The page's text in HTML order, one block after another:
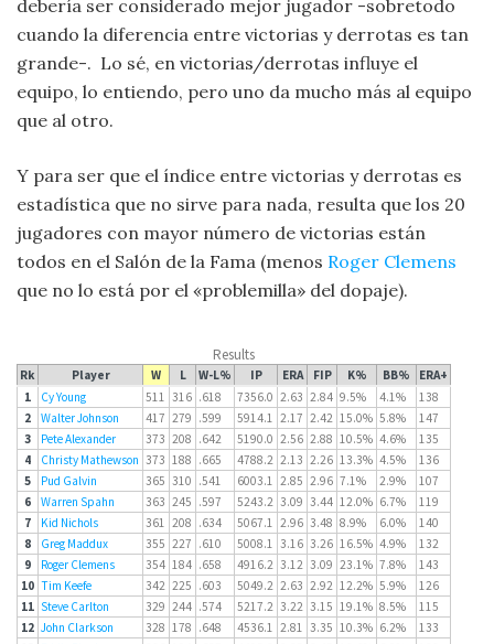
debería ser considerado mejor jugador -sobretodo
cuando la diferencia entre victorias y derrotas es tan
grande-. Lo sé, en victorias/derrotas influye el
equipo, lo entiendo, pero uno da mucho más al equipo
que al otro.
Y para ser que el índice entre victorias y derrotas es
estadística que no sirve para nada, resulta que los 20
jugadores con mayor número de victorias están
todos en el Salón de la Fama (menos Roger Clemens
que no lo está por el «problemilla» del dopaje).
Results
Rk Player W L W-L% IP ERA FIP K% BB%
ERA+
1
Cy Young 511 316 .618 7356.0 2.63 2.84 9.5% 4.1%
138
2
Walter Johnson 417 279 .599 5914.1 2.17 2.42 15.0% 5.8%
147
3
Pete Alexander 373 208 .642 5190.0 2.56 2.88 10.5% 4.6%
135
4
Christy Mathewson 373 188 .665 4788.2 2.13 2.26 13.3% 4.5%
136
5
Pud Galvin 365 310 .541 6003.1 2.85 2.96 7.1% 2.9%
107
6
Warren Spahn 363 245 .597 5243.2 3.09 3.44 12.0% 6.7%
119
7
Kid Nichols 361 208 .634 5067.1 2.96 3.48 8.9% 6.0%
140
8
Greg Maddux 355 227 .610 5008.1 3.16 3.26 16.5% 4.9%
132
9
Roger Clemens 354 184 .658 4916.2 3.12 3.09 23.1% 7.8%
143
10 Tim Keefe 342 225 .603 5049.2 2.63 2.92 12.2% 5.9%
126
11 Steve Carlton 329 244 .574 5217.2 3.22 3.15 19.1% 8.5%
115
12 John Clarkson 328 178 .648 4536.1 2.81 3.35 10.3% 6.2%
133